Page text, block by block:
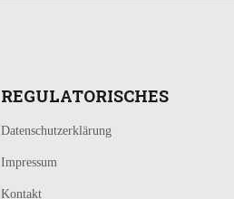
REGULATORISCHES
Datenschutzerklärung
Impressum
Kontakt